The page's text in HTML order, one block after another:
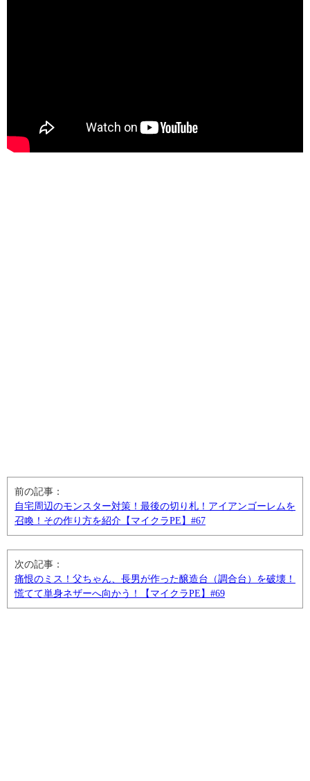
前の記事：
自宅周辺のモンスター対策！最後の切り札！アイアンゴーレムを
召喚！その作り方を紹介【マイクラPE】#67
次の記事：
痛恨のミス！父ちゃん、長男が作った醸造台（調合台）を破壊！
慌てて単身ネザーへ向かう！【マイクラPE】#69